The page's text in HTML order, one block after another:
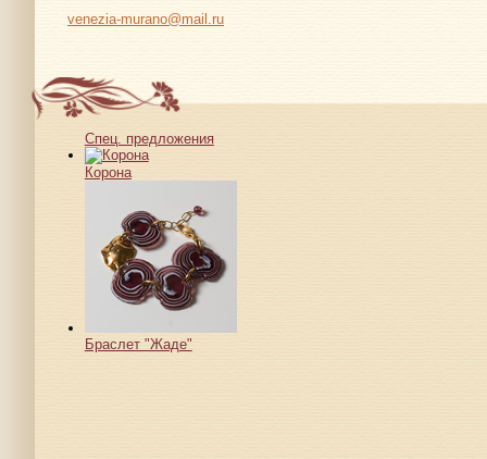
venezia-murano@mail.ru
Спец. предложения
Корона
Браслет "Жаде"